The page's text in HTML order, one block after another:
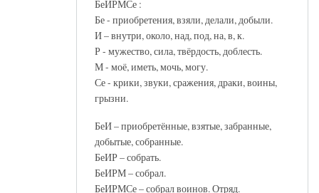
БеИРМСе :
Бе - приобретения, взяли, делали, добыли.
И – внутри, около, над, под, на, в, к.
Р - мужество, сила, твёрдость, доблесть.
М - моё, иметь, мочь, могу.
Се - крики, звуки, сражения, драки, воины,
грызни.
БеИ – приобретённые, взятые, забранные,
добытые, собранные.
БеИР – собрать.
БеИРМ – собрал.
БеИРМСе – собрал воинов. Отряд.